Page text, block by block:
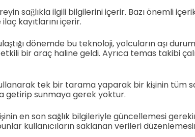
sağlıkla ilgili bilgilerini içerir. Bazı önemli
kayıtlarını içerir.
dönemde bu teknoloji, yolcuların aşı
bir araç haline geldi. Ayrıca temas takibi
tek bir tarama yaparak bir kişinin tüm
getirip sunmaya gerek yoktur.
en son sağlık bilgileriyle güncellemesi
kullanıcıların saklanan verileri